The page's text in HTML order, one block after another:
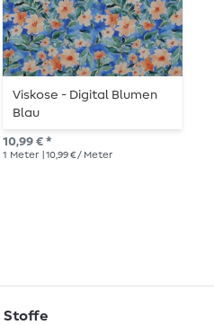
Viskose - Digital Blumen
Blau
10,99 € *
1 Meter | 10,99 € / Meter
Stoffe